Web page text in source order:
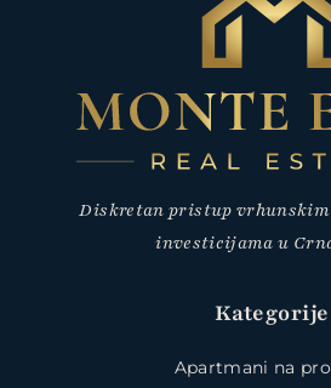
Kategorije
Apartmani na
Diskretan pristup
investicijama u